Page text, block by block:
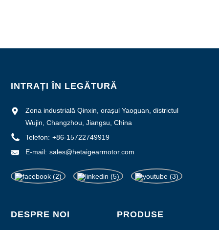
INTRAȚI ÎN LEGĂTURĂ
Zona industrială Qinxin, orașul Yaoguan, districtul
Wujin, Changzhou, Jiangsu, China
Telefon: +86-15722749919
E-mail: sales@hetaigearmotor.com
DESPRE NOI PRODUSE